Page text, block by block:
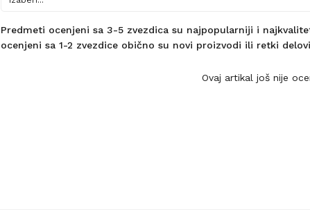
Predmeti ocenjeni sa 3-5 zvezdica su najpopularniji i
ocenjeni sa 1-2 zvezdice obično su novi proizvodi ili retki
Ovaj artikal još nije